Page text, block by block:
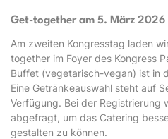
Get-together am 5. März 2026
Am zweiten Kongresstag laden
together im Foyer des Kongress
Buffet (vegetarisch-vegan) ist in
Eine Getränkeauswahl steht auf
Verfügung. Bei der Registrierung
abgefragt, um das Catering
gestalten zu können.